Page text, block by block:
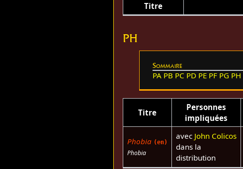
Titre
PH
Sommaire
PA PB PC PD PE PF PG PH
Titre
Personnes
impliquées
Phobia (en)
Phobia
avec John Colicos
dans la
distribution